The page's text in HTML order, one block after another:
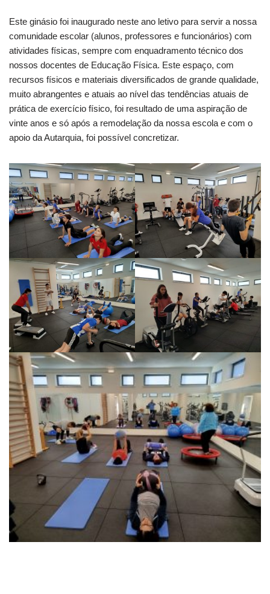
Este ginásio foi inaugurado neste ano letivo para servir a nossa
comunidade escolar (alunos, professores e funcionários) com
atividades físicas, sempre com enquadramento técnico dos
nossos docentes de Educação Física. Este espaço, com
recursos físicos e materiais diversificados de grande qualidade,
muito abrangentes e atuais ao nível das tendências atuais de
prática de exercício físico, foi resultado de uma aspiração de
vinte anos e só após a remodelação da nossa escola e com o
apoio da Autarquia, foi possível concretizar.